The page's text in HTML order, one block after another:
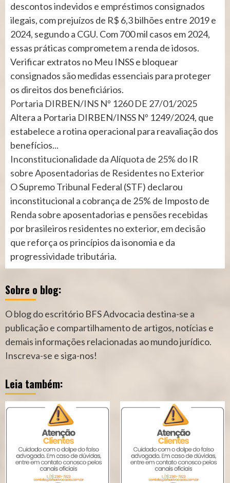
descontos indevidos e empréstimos consignados
ilegais, com prejuízos de R$ 6,3 bilhões entre 2019 e
2024, segundo a CGU. Com 700 mil casos em 2024,
essas práticas comprometem a renda de idosos.
Verificar extratos no Meu INSS e bloquear
consignados são medidas essenciais para proteger
os direitos dos beneficiários.
Portaria DIRBEN/INS Nº 1260 DE 27/01/2025
Altera a Portaria DIRBEN/INSS Nº 1249/2024, que
estabelece a rotina operacional para reavaliação dos
benefícios...
Inconstitucionalidade da Alíquota de 25% do IR
sobre Aposentadorias de Residentes no Exterior
O Supremo Tribunal Federal (STF) declarou
inconstitucional a cobrança de 25% de Imposto de
Renda sobre aposentadorias e pensões recebidas
por brasileiros residentes no exterior, em decisão
que reforça os princípios da isonomia e da
progressividade tributária.
Sobre o blog:
O blog do escritório BFS Advocacia destina-se a
publicação e compartilhamento de artigos, notícias e
demais informações relacionadas ao mundo jurídico.
Inscreva-se e siga-nos!
Leia também: